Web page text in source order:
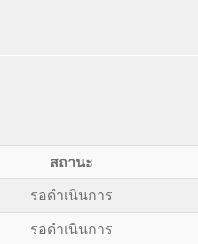
สถานะ
รอดำเนินการ
รอดำเนินการ